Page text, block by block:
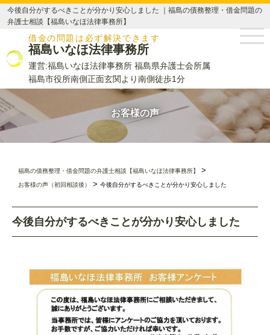
今後自分がするべきことが分かり安心しました ｜福島の債務整理・借金問題の
弁護士相談【福島いなほ法律事務所】
借金の問題は必ず解決できます
福島いなほ法律事務所
運営:福島いなほ法律事務所 福島県弁護士会所属
福島市役所南側正面玄関より南側徒歩1分
お客様の声
福島の債務整理・借金問題の弁護士相談【福島いなほ法律事務所】 >
お客様の声（初回相談後） > 今後自分がするべきことが分かり安心しました
今後自分がするべきことが分かり安心しました